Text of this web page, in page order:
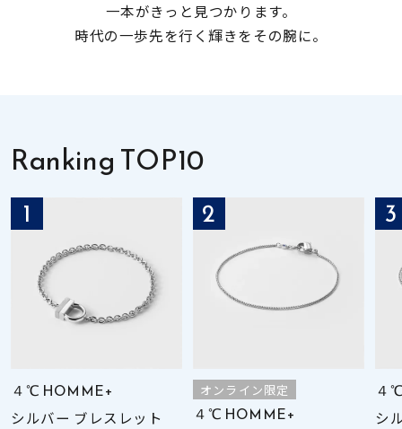
ト
着用シーン
コレクション
レディース
リングサイズ
～
一本がきっと見つかります。
時代の一歩先を行く輝きをその腕に。
Ranking TOP10
1
４℃ HOMME+
シルバー ブレスレット
2
オンライン限定
４℃ HOMME+
3
４
シ